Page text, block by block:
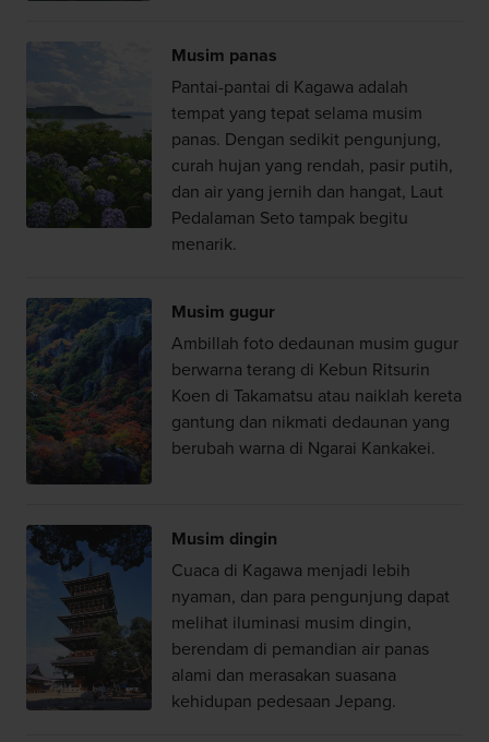
Musim panas
Pantai-pantai di Kagawa adalah
tempat yang tepat selama musim
panas. Dengan sedikit pengunjung,
curah hujan yang rendah, pasir putih,
dan air yang jernih dan hangat, Laut
Pedalaman Seto tampak begitu
menarik.
Musim gugur
Ambillah foto dedaunan musim gugur
berwarna terang di Kebun Ritsurin
Koen di Takamatsu atau naiklah kereta
gantung dan nikmati dedaunan yang
berubah warna di Ngarai Kankakei.
Musim dingin
Cuaca di Kagawa menjadi lebih
nyaman, dan para pengunjung dapat
melihat iluminasi musim dingin,
berendam di pemandian air panas
alami dan merasakan suasana
kehidupan pedesaan Jepang.